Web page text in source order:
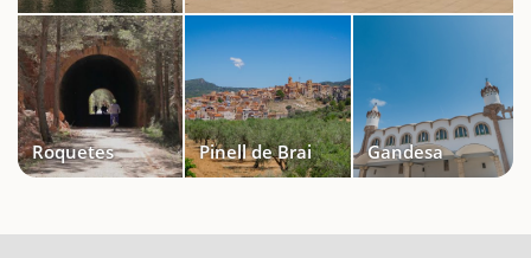
Roquetes Pinell de Brai Gandesa